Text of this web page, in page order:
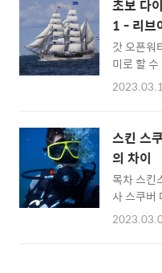
다. 환경
탁월..
매력이 있
신의 안정
을 배우려
경우엔 스
하면 멋있
벽이 낮다
은 점🏊‍♂
누비며 해
초보 다
1 - 리브
갓 오픈워
미로 할
강원도 바
빙에 빠
을 알아보
다 보니 무
여러 가지
저에게는
다. 그중
스킨 스
의 차이
목차 스킨
사 스쿠버
스쿠버 다